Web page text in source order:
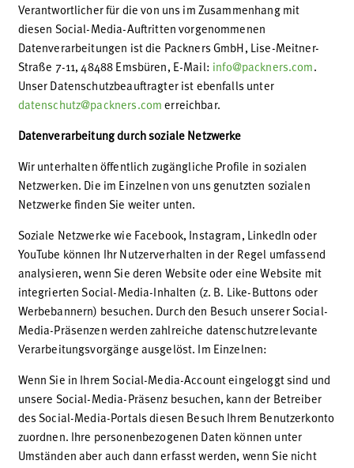
Verantwortlicher für die von uns im Zusammenhang mit
diesen Social-Media-Auftritten vorgenommenen
Datenverarbeitungen ist die Packners GmbH, Lise-Meitner-
Straße 7-11, 48488 Emsbüren, E-Mail: info@packners.com.
Unser Datenschutzbeauftragter ist ebenfalls unter
datenschutz@packners.com erreichbar.
Datenverarbeitung durch soziale Netzwerke
Wir unterhalten öffentlich zugängliche Profile in sozialen
Netzwerken. Die im Einzelnen von uns genutzten sozialen
Netzwerke finden Sie weiter unten.
Soziale Netzwerke wie Facebook, Instagram, LinkedIn oder
YouTube können Ihr Nutzerverhalten in der Regel umfassend
analysieren, wenn Sie deren Website oder eine Website mit
integrierten Social-Media-Inhalten (z. B. Like-Buttons oder
Werbebannern) besuchen. Durch den Besuch unserer Social-
Media-Präsenzen werden zahlreiche datenschutzrelevante
Verarbeitungsvorgänge ausgelöst. Im Einzelnen:
Wenn Sie in Ihrem Social-Media-Account eingeloggt sind und
unsere Social-Media-Präsenz besuchen, kann der Betreiber
des Social-Media-Portals diesen Besuch Ihrem Benutzerkonto
zuordnen. Ihre personenbezogenen Daten können unter
Umständen aber auch dann erfasst werden, wenn Sie nicht